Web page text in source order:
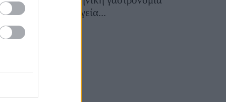
συναντά τη μαγεία...
28 Ιουλίου 2026, 10:58